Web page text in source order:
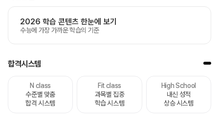
2026 학습 콘텐츠 한눈에 보기
수능에 가장 가까운 학습의 기준
합격시스템
N class
수준별 맞춤
합격 시스템
Fit class
과목별 집중
학습 시스템
High School
내신 성적
상승 시스템